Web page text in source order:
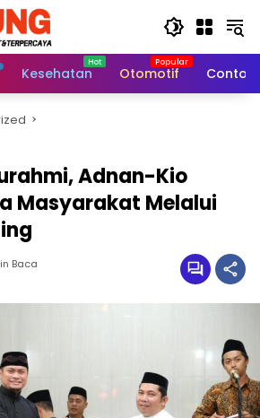
Kesehatan Otomotif Contoh
Adnan-Kio
Masyarakat Melalui
Baca